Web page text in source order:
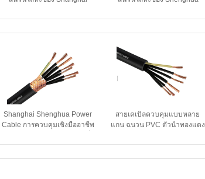
/ 1.14 KV ได้รับการรับรอง CE
KEMA
CE KEMA Certification
Shanghai Shenghua Power
Cable การควบคุมเชิงมืออาชีพ
แวดล้อม CE KEMA การรับรอง
สายเคเบิลควบคุมแบบหลาย
แกน ฉนวน PVC ตัวนำทองแดง
พร้อมเกราะลวดเหล็ก